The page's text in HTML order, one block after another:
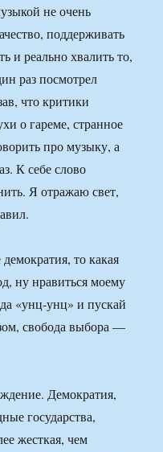
не очень
поддерживать
и реально хвалить то,
раз посмотрел
что критики
о гареме, странное
про музыку, а
К себе слово
Я отражаю свет,
то какая
ну нравиться моему
«унц-унц» и пускай
свобода выбора —
Демократия,
государства,
жесткая, чем